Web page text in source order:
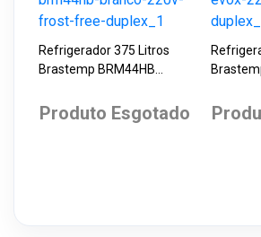
Refrigerador 375 Litros
Brastemp BRM44HB
Duplex
Produto Esgotado